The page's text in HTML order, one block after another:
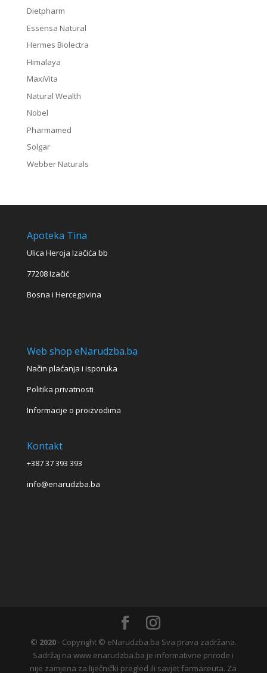
Dietpharm
Essensa Natural
Hermes Biolectra
Himalaya
MaxiVita
Natural Wealth
Nobel
Pharmamed
Solgar
Webber Naturals
Apoteka Tina
Ulica Heroja Izačića bb
77208 Izačić
Bosna i Hercegovina
Web shop eNarudzba.ba
Način plaćanja i isporuka
Politika privatnosti
Informacije o proizvodima
Kontakt
+387 37 393 393
info@enarudzba.ba
© 2020- Copyright © eNarudzba.ba Sva prava zadržana.
Sadržaj na www.enarudzba.ba je informativne prirode i
nije zamjena za liječnički pregled ili savjet farmaceuta. Za